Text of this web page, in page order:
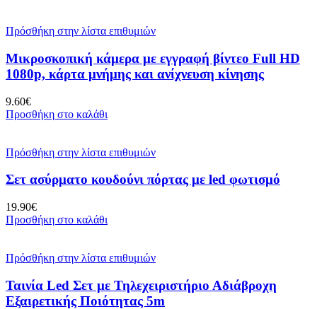
Πρόσθήκη στην λίστα επιθυμιών
Μικροσκοπική κάμερα με εγγραφή βίντεο Full HD
1080p, κάρτα μνήμης και ανίχνευση κίνησης
9.60€
Προσθήκη στο καλάθι
Πρόσθήκη στην λίστα επιθυμιών
Σετ ασύρματο κουδούνι πόρτας με led φωτισμό
19.90€
Προσθήκη στο καλάθι
Πρόσθήκη στην λίστα επιθυμιών
Ταινία Led Σετ με Τηλεχειριστήριο Αδιάβροχη
Εξαιρετικής Ποιότητας 5m